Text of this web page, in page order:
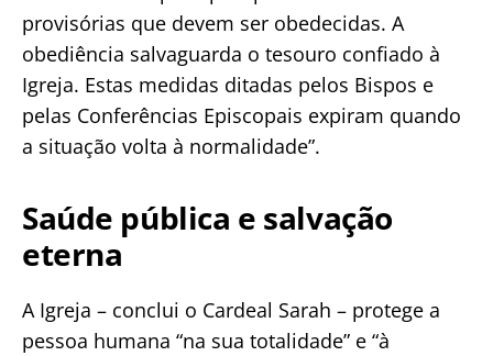
provisórias que devem ser obedecidas. A
obediência salvaguarda o tesouro confiado à
Igreja. Estas medidas ditadas pelos Bispos e
pelas Conferências Episcopais expiram quando
a situação volta à normalidade”.
Saúde pública e salvação
eterna
A Igreja – conclui o Cardeal Sarah – protege a
pessoa humana “na sua totalidade” e “à